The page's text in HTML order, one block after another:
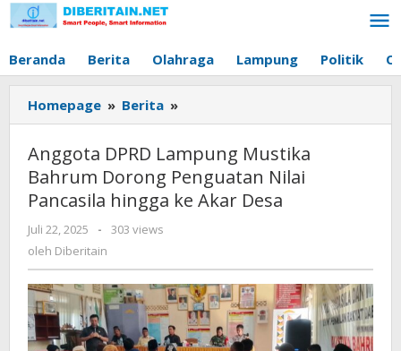
Lewati
ke
Beranda Berita Olahraga Lampung Politik
Homepage » Berita »
DPRD
Mustika
Bahrum
Dorong
hingga
ke
Akar
Desa
Anggota DPRD Lampung Mustika
Bahrum Dorong Penguatan Nilai
Pancasila hingga ke Akar Desa
Juli 22, 2025
oleh
Diberitain
-
303 views
oleh Diberitain